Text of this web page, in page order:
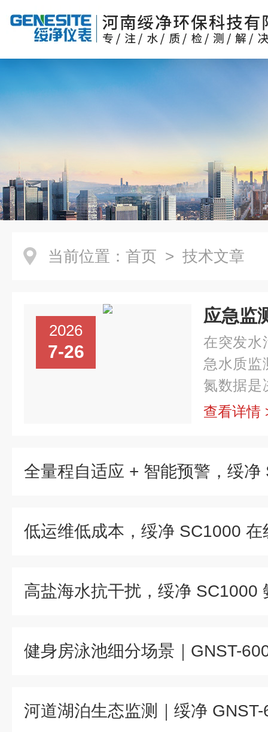
当前位置： 首页 > 技术文章
2026
7-26
在突发水
急水质监
氮数据是
快速测定
查看详情